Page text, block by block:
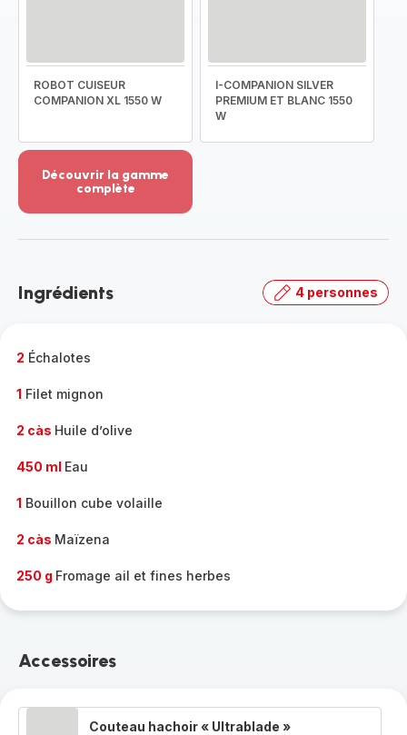
ROBOT CUISEUR
COMPANION XL 1550 W
I-COMPANION SILVER
PREMIUM ET BLANC 1550
W
Découvrir la gamme
complète
-
gamme
Ingrédients 4 personnes
2 Échalotes
1 Filet mignon
2 càs Huile d’olive
450 ml Eau
1 Bouillon cube volaille
2 càs Maïzena
250 g Fromage ail et fines herbes
Accessoires
Couteau hachoir « Ultrablade »